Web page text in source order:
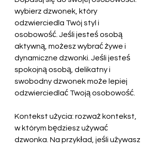
wybierz dzwonek, który
odzwierciedla Twój styl i
osobowość. Jeśli jesteś osobą
aktywną, możesz wybrać żywe i
dynamiczne dzwonki. Jeśli jesteś
spokojną osobą, delikatny i
swobodny dzwonek może lepiej
odzwierciedlać Twoją osobowość.
Kontekst użycia: rozważ kontekst,
w którym będziesz używać
dzwonka. Na przykład, jeśli używasz